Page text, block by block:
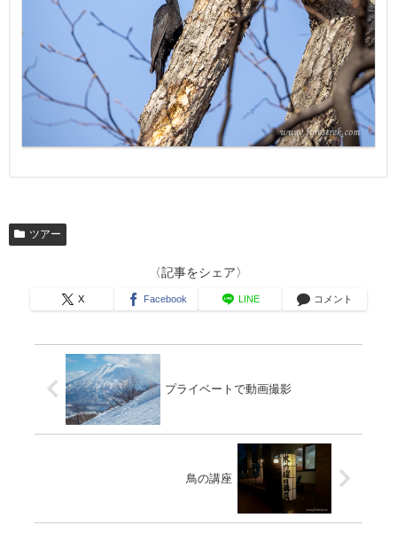
ツアー
〈記事をシェア〉
X Facebook LINE コメント
プライベートで動画撮影
鳥の講座